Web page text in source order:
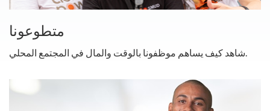
متطوعونا
شاهد كيف يساهم موظفونا بالوقت والمال في المجتمع المحلي.